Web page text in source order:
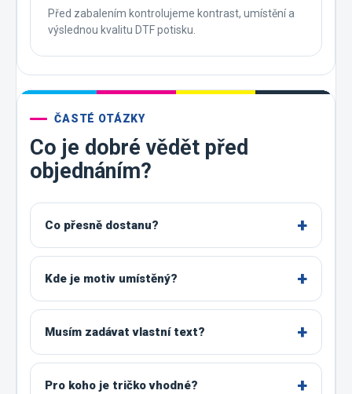
Před zabalením kontrolujeme kontrast, umístění a
výslednou kvalitu DTF potisku.
ČASTÉ OTÁZKY
Co je dobré vědět před
objednáním?
Co přesně dostanu?
Kde je motiv umístěný?
Musím zadávat vlastní text?
Pro koho je tričko vhodné?